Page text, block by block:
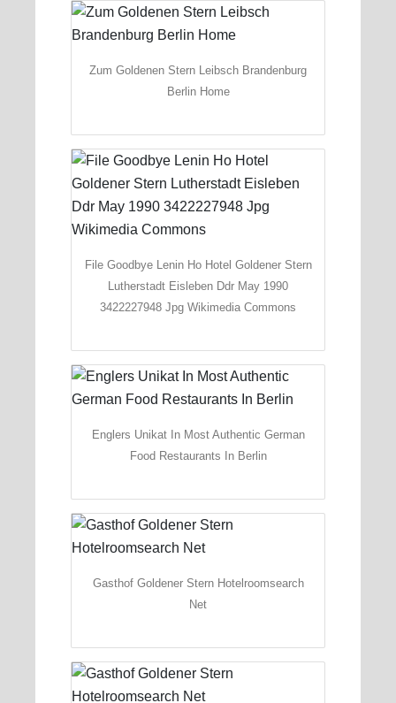
Zum Goldenen Stern Leibsch Brandenburg
Berlin Home
File Goodbye Lenin Ho Hotel Goldener Stern
Lutherstadt Eisleben Ddr May 1990
3422227948 Jpg Wikimedia Commons
Englers Unikat In Most Authentic German
Food Restaurants In Berlin
Gasthof Goldener Stern Hotelroomsearch
Net